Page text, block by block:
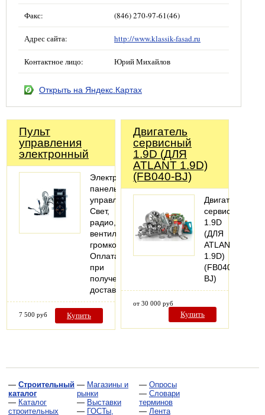
Факс: (846) 270-97-61(46)
Адрес сайта: http://www.klassik-fasad.ru
Контактное лицо: Юрий Михайлов
Открыть на Яндекс.Картах
Пульт
управления
электронный
Электронная
панель
управления
Свет,
радио,
вентиляция,
громкость.
Оплата
при
получении,
доставка
7 500 руб Купить
Двигатель
сервисный
1.9D (ДЛЯ
ATLANT 1.9D)
(FB040-BJ)
Двигатель
сервисный
1.9D
(ДЛЯ
ATLANT
1.9D)
(FB040-
BJ)
от 30 000 руб
Купить
— Строительный
каталог
— Каталог
строительных
— Магазины и
рынки
— Выставки
— ГОСТы,
— Опросы
— Словари
терминов
— Лента